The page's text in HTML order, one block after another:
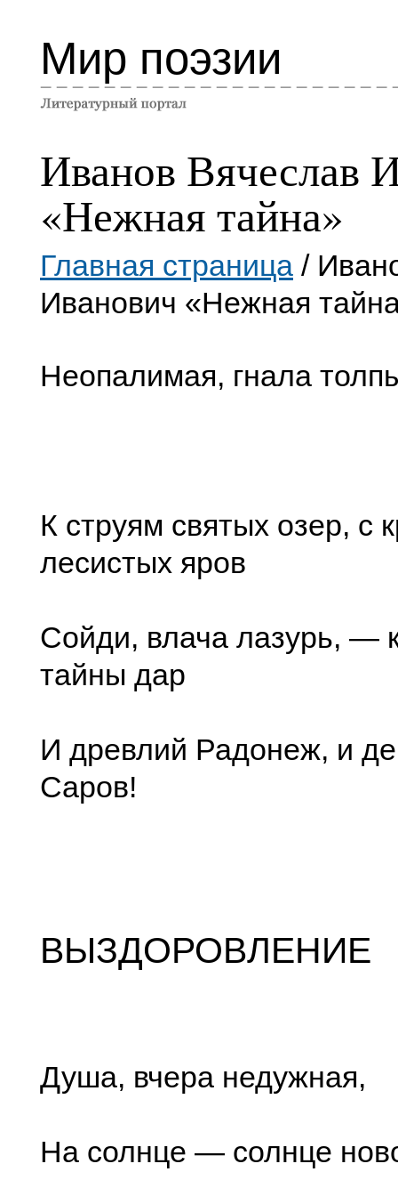
Мир поэзии
Иванов Вячеслав
«Нежная тайна»
Главная страница /
Иванович «Нежная
Неопалимая, гнала
К струям святых озер, с
лесистых яров
Сойди, влача лазурь, —
тайны дар
И древлий Радонеж, и
Саров!
ВЫЗДОРОВЛЕНИЕ
Душа, вчера недужная,
На солнце — солнце